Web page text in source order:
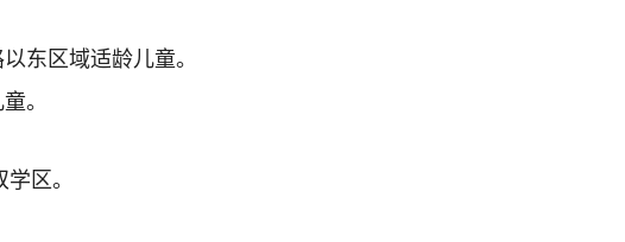
东区域适龄儿童。
。
区。